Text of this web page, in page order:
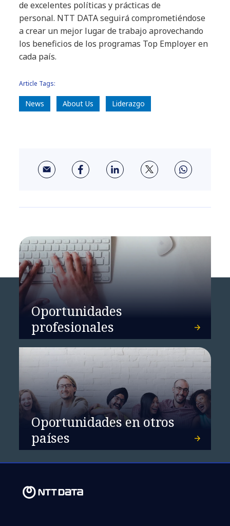
de excelentes políticas y prácticas de
personal. NTT DATA seguirá comprometiéndose
a crear un mejor lugar de trabajo aprovechando
los beneficios de los programas Top Employer en
cada país.
Article Tags:
News About Us Liderazgo
Oportunidades
profesionales
Oportunidades en otros
países